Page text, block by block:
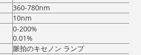
360-780nm
10nm
0-200%
0.01%
脈拍のキセノン ランプ